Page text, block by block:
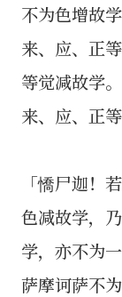
不为色增故
来、应、正
等觉减故学
来、应、正
「憍尸迦！
色减故学，
学，亦不为
萨摩诃萨不